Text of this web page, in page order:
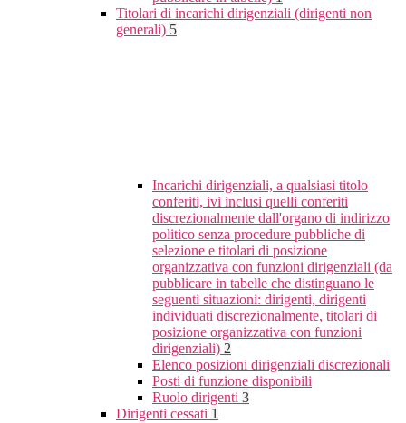
Titolari di incarichi dirigenziali (dirigenti non
generali) 5
Incarichi dirigenziali, a qualsiasi titolo
conferiti, ivi inclusi quelli conferiti
discrezionalmente dall'organo di indirizzo
politico senza procedure pubbliche di
selezione e titolari di posizione
organizzativa con funzioni dirigenziali (da
pubblicare in tabelle che distinguano le
seguenti situazioni: dirigenti, dirigenti
individuati discrezionalmente, titolari di
posizione organizzativa con funzioni
dirigenziali) 2
Elenco posizioni dirigenziali discrezionali
Posti di funzione disponibili
Ruolo dirigenti 3
Dirigenti cessati 1